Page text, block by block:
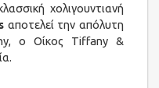
χολιγουντιανή
αποτελεί την απόλυτη
ο Οίκος Tiffany &